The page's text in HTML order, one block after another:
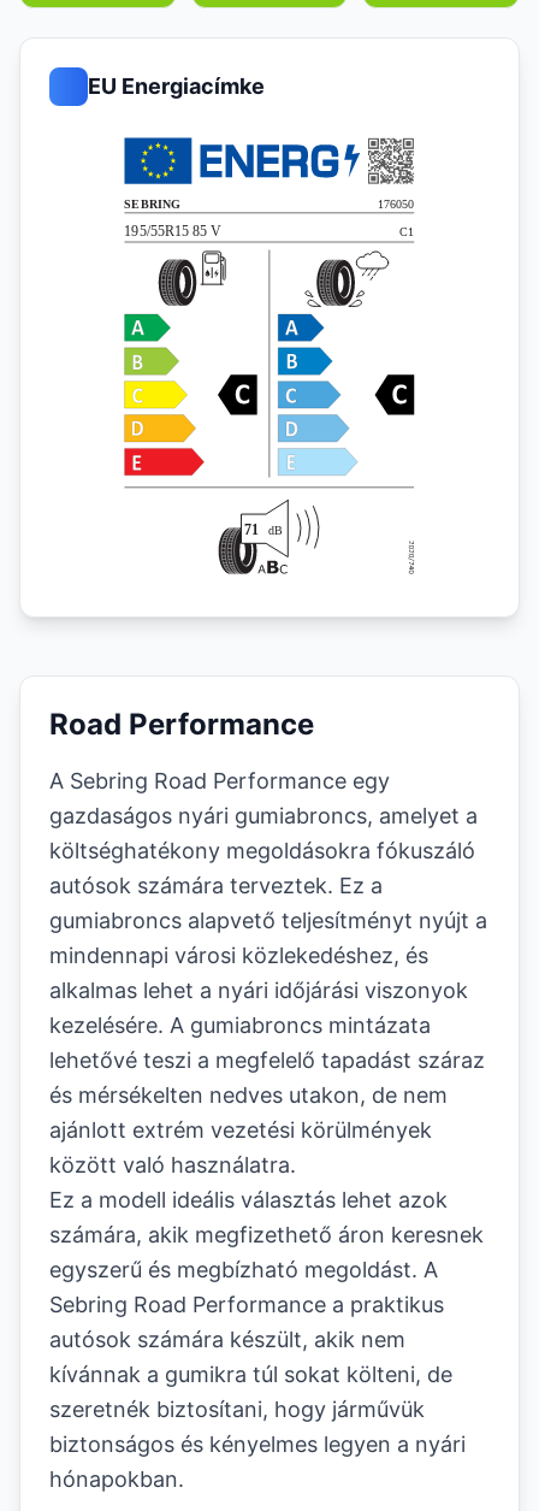
EU Energiacímke
Road Performance
A Sebring Road Performance egy
gazdaságos nyári gumiabroncs, amelyet a
költséghatékony megoldásokra fókuszáló
autósok számára terveztek. Ez a
gumiabroncs alapvető teljesítményt nyújt a
mindennapi városi közlekedéshez, és
alkalmas lehet a nyári időjárási viszonyok
kezelésére. A gumiabroncs mintázata
lehetővé teszi a megfelelő tapadást száraz
és mérsékelten nedves utakon, de nem
ajánlott extrém vezetési körülmények
között való használatra.
Ez a modell ideális választás lehet azok
számára, akik megfizethető áron keresnek
egyszerű és megbízható megoldást. A
Sebring Road Performance a praktikus
autósok számára készült, akik nem
kívánnak a gumikra túl sokat költeni, de
szeretnék biztosítani, hogy járművük
biztonságos és kényelmes legyen a nyári
hónapokban.